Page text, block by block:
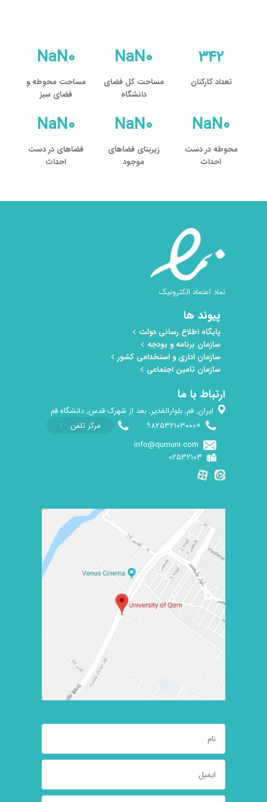
معاون از سال ۱۴۰۲ تا ۱۴۰۴
342
تعداد کارکنان
NaN۰
مساحت کل فضای
دانشگاه
NaN۰
مساحت محوطه و
فضای سبز
NaN۰
محوطه در دست
احداث
NaN۰
زیربنای فضاهای
موجود
NaN۰
فضاهای در دست
احداث
نماد اعتماد الکترونیک
پیوند ها
پایگاه اطلاع رسانی دولت
سازمان برنامه و بودجه
سازمان اداری و استخدامی کشور
سازمان تامین اجتماعی
ارتباط با ما
ایران, قم, بلوارالغدیر, بعد از شهرک قدس, دانشگاه قم
+۹۸۲۵۳۲۱۰۳۰۰۰
مرکز تلفن
info@qumuni.com
۰۲۵۳۲۱۰۳